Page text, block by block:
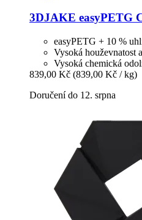
3DJAKE easyPETG
easyPETG + 10 %
Vysoká houževnatost
Vysoká chemická
839,00 Kč (839,00 Kč / kg)
Doručení do 12. srpna